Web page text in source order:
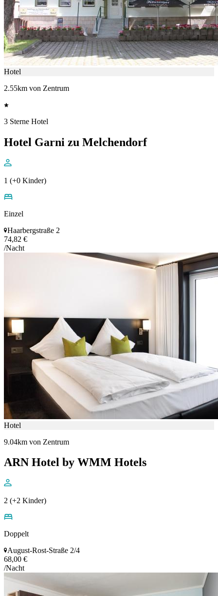
Hotel
2.55km von Zentrum
3 Sterne Hotel
Hotel Garni zu Melchendorf
1 (+0 Kinder)
Einzel
Haarbergstraße 2
74,82 €
/Nacht
Hotel
9.04km von Zentrum
ARN Hotel by WMM Hotels
2 (+2 Kinder)
Doppelt
August-Rost-Straße 2/4
68,00 €
/Nacht